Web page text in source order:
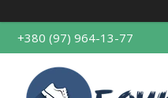
+380 (97) 964-13-77